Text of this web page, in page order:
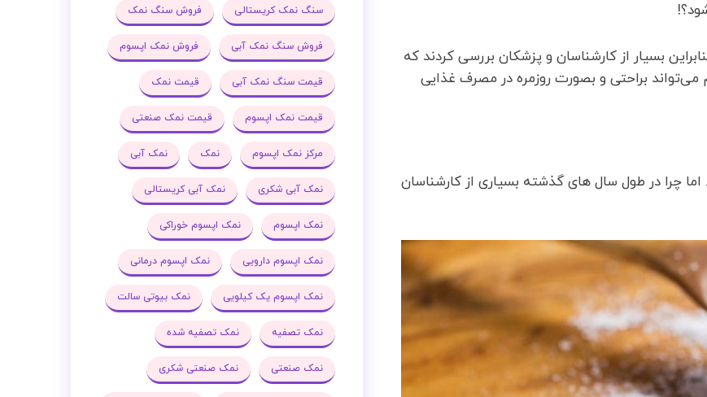
بسیار از کارشناسان و پزشکان بررسی کردند که
می‌تواند براحتی و بصورت روزمره در مصرف غذایی
چرا در طول سال های گذشته بسیاری از کارشناسان
سنگ نمک کریستالی فروش سنگ نمک
فروش سنگ نمک آبی فروش نمک اپسوم
قیمت سنگ نمک آبی قیمت نمک
قیمت نمک اپسوم قیمت نمک صنعتی
مرکز نمک اپسوم نمک نمک آبی
نمک آبی شکری نمک آبی کریستالی
نمک اپسوم نمک اپسوم خوراکی
نمک اپسوم دارویی نمک اپسوم درمانی
نمک اپسوم یک کیلویی نمک بیوتی سالت
نمک تصفیه نمک تصفیه شده
نمک صنعتی نمک صنعتی شکری